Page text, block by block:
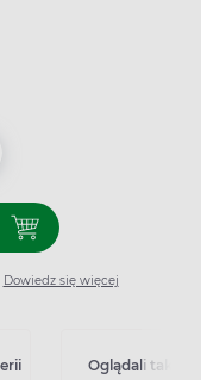
koszyka D-Vitum
Dowiedz się więcej
Oglądali także